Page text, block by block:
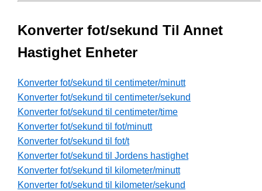
Konverter fot/sekund Til Annet
Hastighet Enheter
Konverter fot/sekund til centimeter/minutt
Konverter fot/sekund til centimeter/sekund
Konverter fot/sekund til centimeter/time
Konverter fot/sekund til fot/minutt
Konverter fot/sekund til fot/t
Konverter fot/sekund til Jordens hastighet
Konverter fot/sekund til kilometer/minutt
Konverter fot/sekund til kilometer/sekund